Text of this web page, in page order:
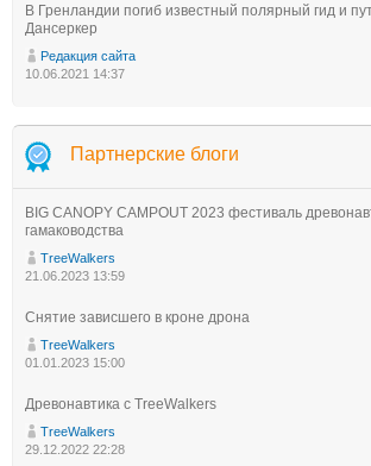
В Гренландии погиб известный полярный гид и
Дансеркер
Редакция сайта
10.06.2021 14:37
Партнерские блоги
BIG CANOPY CAMPOUT 2023 фестиваль
гамаководства
TreeWalkers
21.06.2023 13:59
Снятие зависшего в кроне дрона
TreeWalkers
01.01.2023 15:00
Древонавтика с TreeWalkers
TreeWalkers
29.12.2022 22:28